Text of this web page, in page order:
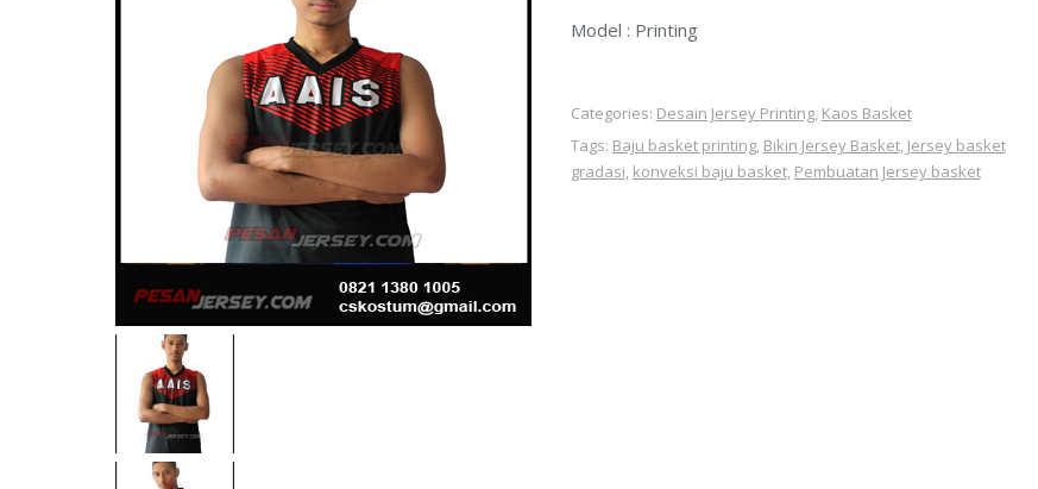
Model : Printing
Categories: Desain Jersey Printing, Kaos Basket
Tags: Baju basket printing, Bikin Jersey Basket, Jersey basket
gradasi, konveksi baju basket, Pembuatan Jersey basket